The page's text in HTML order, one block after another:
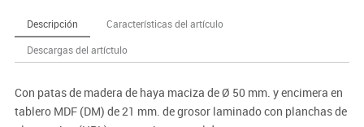
Descripción
Características del artículo
Descargas del artíctulo
Con patas de madera de haya maciza de Ø 50 mm. y encimera en
tablero MDF (DM) de 21 mm. de grosor laminado con planchas de